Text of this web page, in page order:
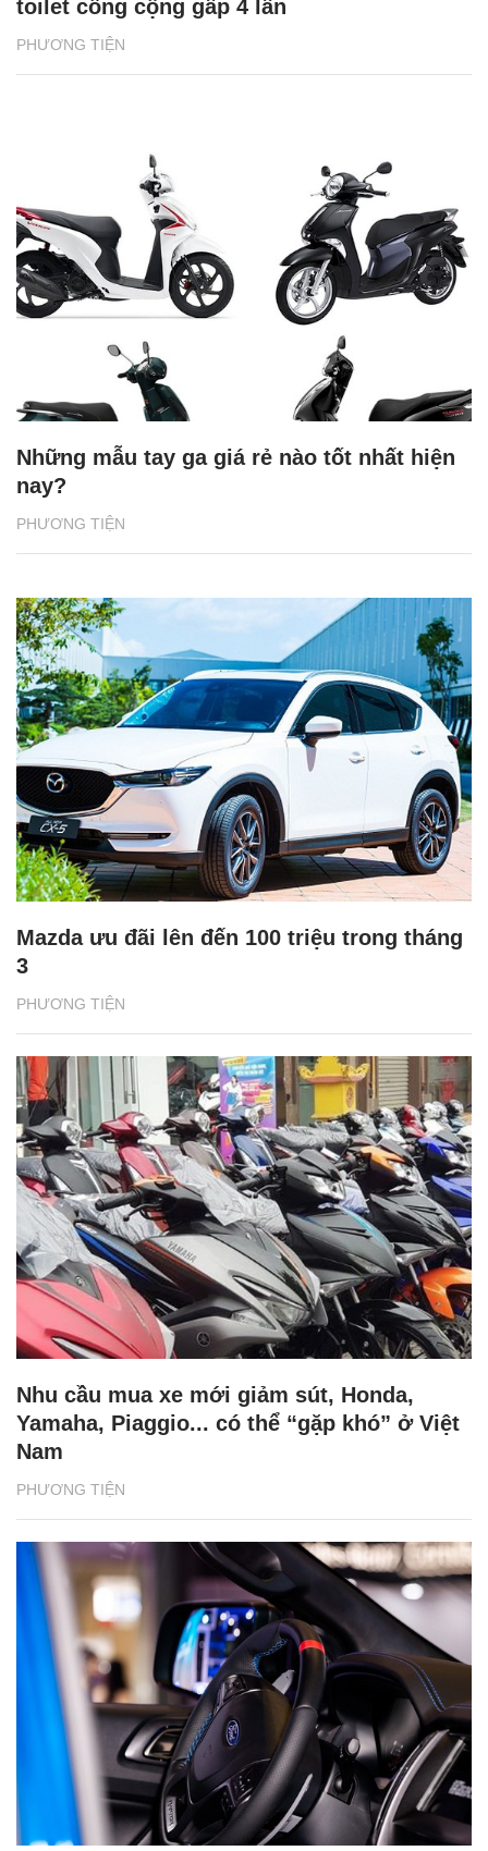
PHƯƠNG TIỆN
toilet công cộng gấp 4 lần
PHƯƠNG TIỆN
Những mẫu tay ga giá rẻ nào tốt nhất hiện
nay?
PHƯƠNG TIỆN
Mazda ưu đãi lên đến 100 triệu trong tháng
3
PHƯƠNG TIỆN
Nhu cầu mua xe mới giảm sút, Honda,
Yamaha, Piaggio... có thể “gặp khó” ở Việt
Nam